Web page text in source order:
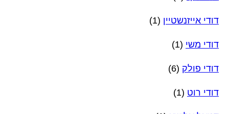
דודי אייזנשטיין (1)
דודי משי (1)
דודי פולק (6)
דודי רוט (1)